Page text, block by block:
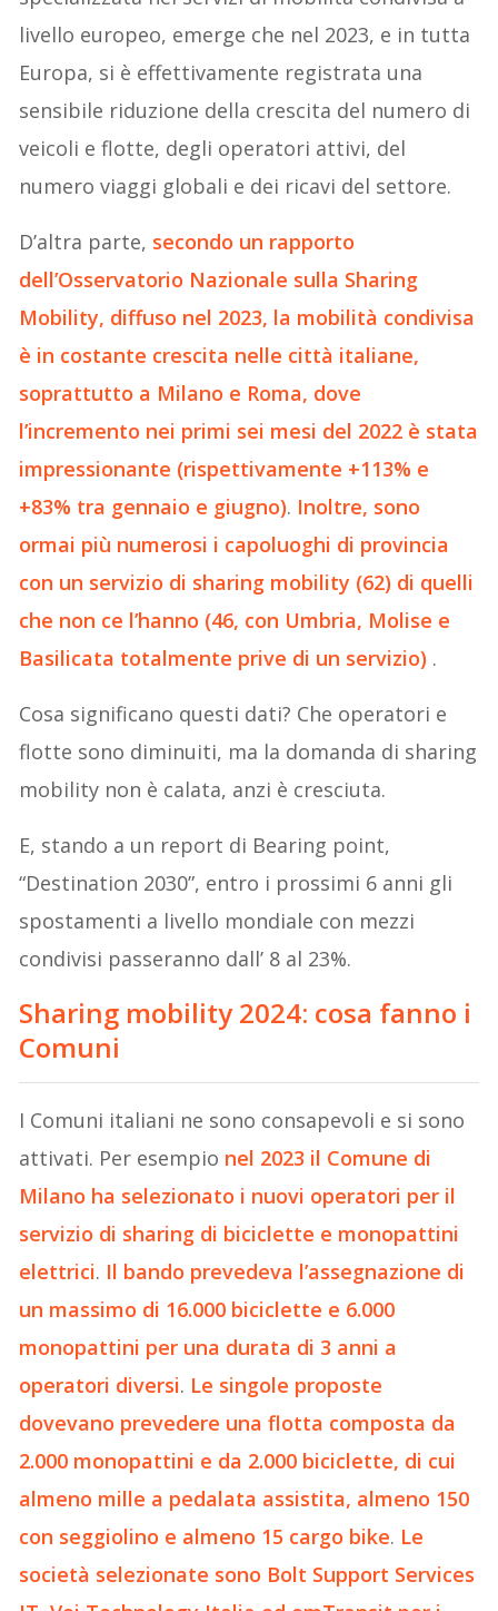
livello europeo, emerge che nel 2023, e in tutta
Europa, si è effettivamente registrata una
sensibile riduzione della crescita del numero di
veicoli e flotte, degli operatori attivi, del
numero viaggi globali e dei ricavi del settore.
D’altra parte, secondo un rapporto
dell’Osservatorio Nazionale sulla Sharing
Mobility, diffuso nel 2023, la mobilità condivisa
è in costante crescita nelle città italiane,
soprattutto a Milano e Roma, dove
l’incremento nei primi sei mesi del 2022 è stata
impressionante (rispettivamente +113% e
+83% tra gennaio e giugno). Inoltre, sono
ormai più numerosi i capoluoghi di provincia
con un servizio di sharing mobility (62) di quelli
che non ce l’hanno (46, con Umbria, Molise e
Basilicata totalmente prive di un servizio) .
Cosa significano questi dati? Che operatori e
flotte sono diminuiti, ma la domanda di sharing
mobility non è calata, anzi è cresciuta.
E, stando a un report di Bearing point,
“Destination 2030”, entro i prossimi 6 anni gli
spostamenti a livello mondiale con mezzi
condivisi passeranno dall’ 8 al 23%.
Sharing mobility 2024: cosa fanno i
Comuni
I Comuni italiani ne sono consapevoli e si sono
attivati. Per esempio nel 2023 il Comune di
Milano ha selezionato i nuovi operatori per il
servizio di sharing di biciclette e monopattini
elettrici. Il bando prevedeva l’assegnazione di
un massimo di 16.000 biciclette e 6.000
monopattini per una durata di 3 anni a
operatori diversi. Le singole proposte
dovevano prevedere una flotta composta da
2.000 monopattini e da 2.000 biciclette, di cui
almeno mille a pedalata assistita, almeno 150
con seggiolino e almeno 15 cargo bike. Le
società selezionate sono Bolt Support Services